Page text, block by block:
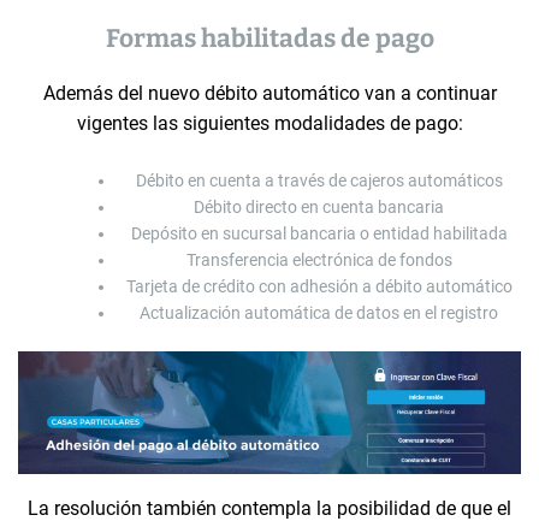
Formas habilitadas de pago
Además del nuevo débito automático van a continuar
vigentes las siguientes modalidades de pago:
Débito en cuenta a través de cajeros automáticos
Débito directo en cuenta bancaria
Depósito en sucursal bancaria o entidad habilitada
Transferencia electrónica de fondos
Tarjeta de crédito con adhesión a débito automático
Actualización automática de datos en el registro
La resolución también contempla la posibilidad de que el